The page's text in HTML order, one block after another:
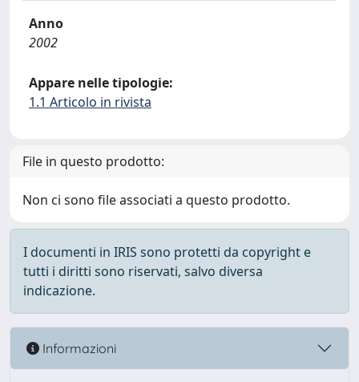
Anno
2002
Appare nelle tipologie:
1.1 Articolo in rivista
File in questo prodotto:
Non ci sono file associati a questo prodotto.
I documenti in IRIS sono protetti da copyright e
tutti i diritti sono riservati, salvo diversa
indicazione.
Informazioni